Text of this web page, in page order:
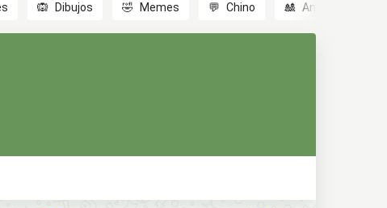
🙉 Dibujos 🤣 Memes 💬 Chino 🎎 Anime